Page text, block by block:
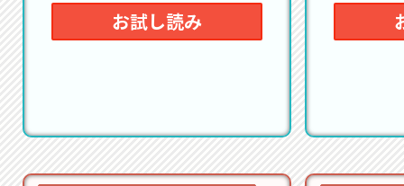
ン
お試し読み